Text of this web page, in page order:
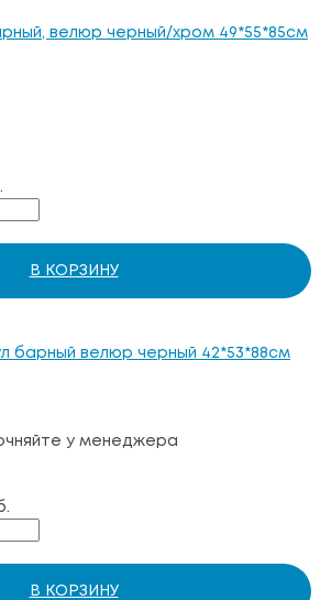
велюр черный/хром 49*55*85см
В КОРЗИНУ
барный велюр черный 42*53*88см
у менеджера
В КОРЗИНУ